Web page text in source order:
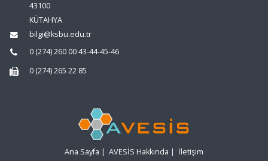
43100
KÜTAHYA
bilgi@ksbu.edu.tr
0 (274) 260 00 43-44-45-46
0 (274) 265 22 85
Ana Sayfa | AVESİS Hakkında | İletişim